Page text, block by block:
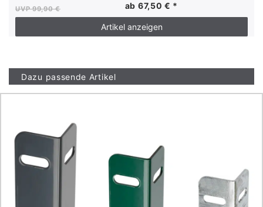
UVP 99,90 € ab 67,50 € *
Artikel anzeigen
Dazu passende Artikel